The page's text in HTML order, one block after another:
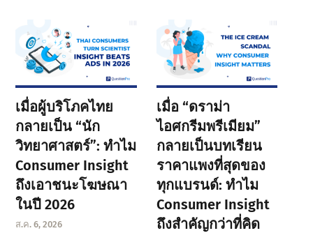
เมื่อผู้บริโภคไทย
กลายเป็น “นัก
วิทยาศาสตร์”: ทำไม
Consumer Insight
ถึงเอาชนะโฆษณา
ในปี 2026
ส.ค. 6, 2026
เมื่อ “ดราม่า
ไอศกรีมพรีเมียม”
กลายเป็นบทเรียน
ราคาแพงที่สุดของ
ทุกแบรนด์: ทำไม
Consumer Insight
ถึงสำคัญกว่าที่คิด